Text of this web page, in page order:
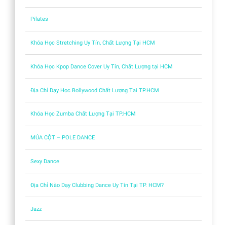
Pilates
Khóa Học Stretching Uy Tín, Chất Lượng Tại HCM
Khóa Học Kpop Dance Cover Uy Tín, Chất Lượng tại HCM
Địa Chỉ Dạy Học Bollywood Chất Lượng Tại TP.HCM
Khóa Học Zumba Chất Lượng Tại TP.HCM
MÚA CỘT – POLE DANCE
Sexy Dance
Địa Chỉ Nào Dạy Clubbing Dance Uy Tín Tại TP. HCM?
Jazz